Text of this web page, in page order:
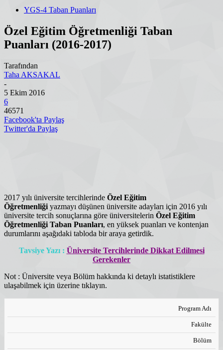
YGS-4 Taban Puanları
Özel Eğitim Öğretmenliği Taban
Puanları (2016-2017)
Tarafından
Taha AKSAKAL
-
5 Ekim 2016
6
46571
Facebook'ta Paylaş
Twitter'da Paylaş
2017 yılı üniversite tercihlerinde Özel Eğitim
Öğretmenliği yazmayı düşünen üniversite adayları için 2016 yılı
üniversite tercih sonuçlarına göre üniversitelerin Özel Eğitim
Öğretmenliği Taban Puanları, en yüksek puanları ve kontenjan
durumlarını aşağıdaki tabloda bir araya getirdik.
Tavsiye Yazı : Üniversite Tercihlerinde Dikkat Edilmesi
Gerekenler
Not : Üniversite veya Bölüm hakkında ki detaylı istatistiklere
ulaşabilmek için üzerine tıklayın.
Program Adı
Fakülte
Bölüm